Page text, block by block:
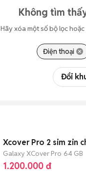
Không tìm
Hãy xóa một số bộ lọc
Điện thoại
Đổi
Xcover Pro 2 sim zin
Galaxy XCover Pro 64 GB
1.200.000 đ